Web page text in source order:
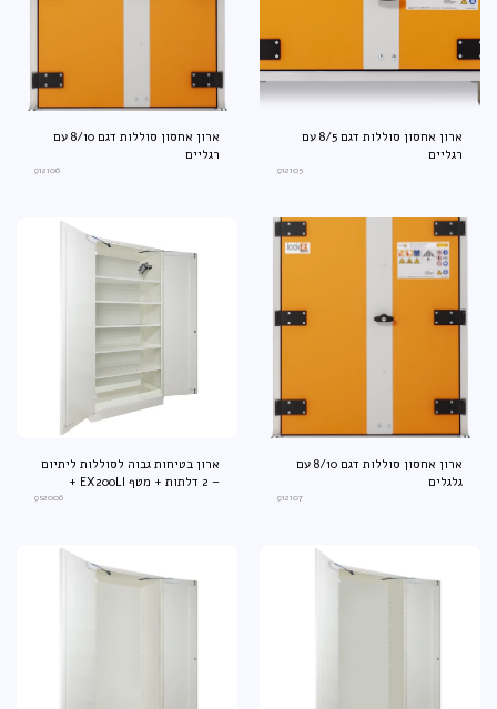
ארון אחסון סוללות דגם 8/5 עם
רגליים
9‎12105
ארון אחסון סוללות דגם 8/10 עם
רגליים
9‎12106‎
ארון אחסון סוללות דגם 8/10 עם
גלגלים
9‎12107‎
ארון בטיחות גבוה לסוללות ליתיום
– 2 דלתות + מטף EX200LI +
9s2006